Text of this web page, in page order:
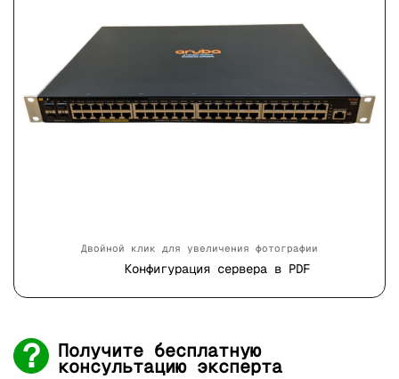
Двойной клик для увеличения фотографии
Конфигурация сервера в PDF
Получите бесплатную
консультацию эксперта